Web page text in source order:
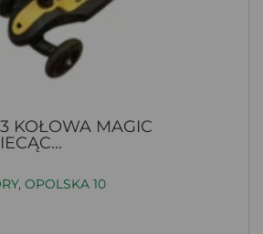
KOŁOWA MAGIC
OPOLSKA 10